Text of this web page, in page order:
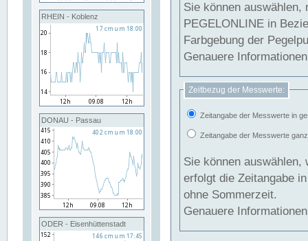
RHEIN - Koblenz
DONAU - Passau
ODER - Eisenhüttenstadt
Sie können
PEGELONLINE in Beziehung
Farbgebung der
Genauere
Zeitbezug der Messwerte:
Zeitangabe der Messwerte in
Zeitangabe der Messwerte
Sie können auswählen,
erfolgt die Zeitangabe
ohne Sommerzeit.
Genauere